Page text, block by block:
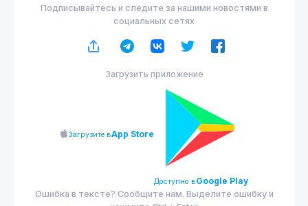
Подписывайтесь и следите за нашими новостями в
социальных сетях
Загрузить приложение
Загрузите вApp Store
Доступно вGoogle Play
Ошибка в тексте? Сообщите нам. Выделите ошибку и